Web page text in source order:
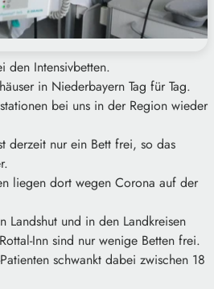
den Intensivbetten.
in Niederbayern Tag für Tag.
bei uns in der Region wieder
derzeit nur ein Bett frei, so das
liegen dort wegen Corona auf der
Landshut und in den Landkreisen
Inn sind nur wenige Betten frei.
schwankt dabei zwischen 18